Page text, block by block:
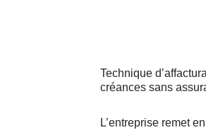
Technique
créances sans
L’entreprise remet